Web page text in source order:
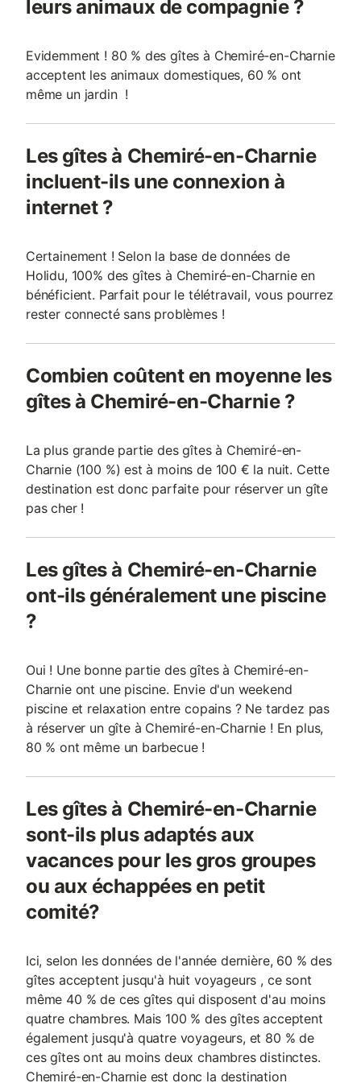
leurs animaux de compagnie ?
Evidemment ! 80 % des gîtes à Chemiré-en-Charnie
acceptent les animaux domestiques, 60 % ont
même un jardin !
Les gîtes à Chemiré-en-Charnie
incluent-ils une connexion à
internet ?
Certainement ! Selon la base de données de
Holidu, 100% des gîtes à Chemiré-en-Charnie en
bénéficient. Parfait pour le télétravail, vous pourrez
rester connecté sans problèmes !
Combien coûtent en moyenne les
gîtes à Chemiré-en-Charnie ?
La plus grande partie des gîtes à Chemiré-en-
Charnie (100 %) est à moins de 100 € la nuit. Cette
destination est donc parfaite pour réserver un gîte
pas cher !
Les gîtes à Chemiré-en-Charnie
ont-ils généralement une piscine
?
Oui ! Une bonne partie des gîtes à Chemiré-en-
Charnie ont une piscine. Envie d'un weekend
piscine et relaxation entre copains ? Ne tardez pas
à réserver un gîte à Chemiré-en-Charnie ! En plus,
80 % ont même un barbecue !
Les gîtes à Chemiré-en-Charnie
sont-ils plus adaptés aux
vacances pour les gros groupes
ou aux échappées en petit
comité?
Ici, selon les données de l'année dernière, 60 % des
gîtes acceptent jusqu'à huit voyageurs , ce sont
même 40 % de ces gîtes qui disposent d'au moins
quatre chambres. Mais 100 % des gîtes acceptent
également jusqu'à quatre voyageurs, et 80 % de
ces gîtes ont au moins deux chambres distinctes.
Chemiré-en-Charnie est donc la destination